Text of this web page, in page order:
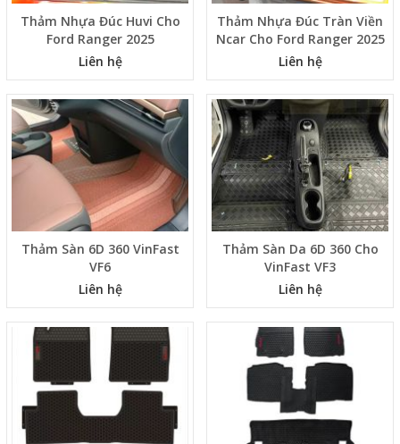
Thảm Nhựa Đúc Huvi Cho
Ford Ranger 2025
Liên hệ
Thảm Nhựa Đúc Tràn Viền
Ncar Cho Ford Ranger 2025
Liên hệ
Thảm Sàn 6D 360 VinFast
VF6
Liên hệ
Thảm Sàn Da 6D 360 Cho
VinFast VF3
Liên hệ